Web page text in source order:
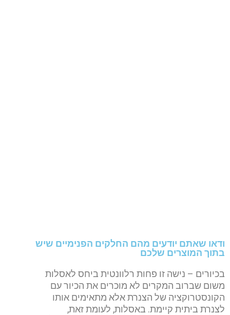
ודאו שאתם יודעים מהם החלקים הפנימיים שיש
בתוך המוצרים שלכם
בכיורים – נישה זו פחות רלוונטית ביחס לאסלות
משום שברוב המקרים לא מוכרים את הכיור עם
הקונסטרוקציה של הצנרת אלא מתאימים אותו
לצנרת ביתית קיימת. באסלות, לעומת זאת,